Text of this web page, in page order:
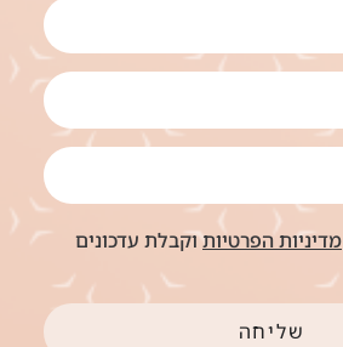
מדיניות הפרטיותוקבלת עדכונים
שליחה